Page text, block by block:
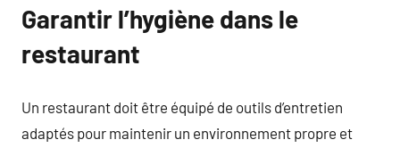
Garantir l’hygiène dans le
restaurant
Un restaurant doit être équipé de outils d’entretien
adaptés pour maintenir un environnement propre et